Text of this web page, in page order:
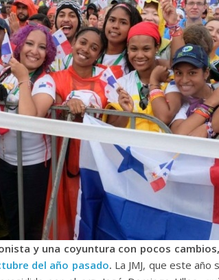
y una coyuntura con pocos
del año pasado. La JMJ, que este año